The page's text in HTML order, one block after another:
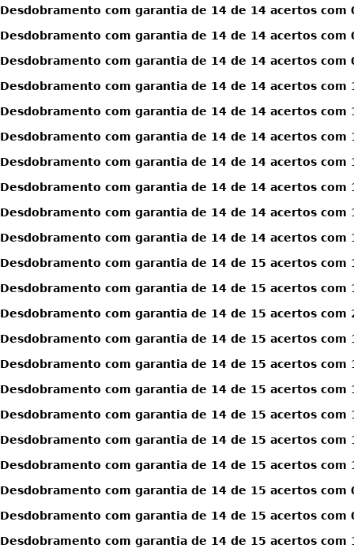
Desdobramento com garantia de 14 de 14 acertos com
Desdobramento com garantia de 14 de 14 acertos com
Desdobramento com garantia de 14 de 14 acertos com
Desdobramento com garantia de 14 de 14 acertos com
Desdobramento com garantia de 14 de 14 acertos com
Desdobramento com garantia de 14 de 14 acertos com
Desdobramento com garantia de 14 de 14 acertos com
Desdobramento com garantia de 14 de 14 acertos com
Desdobramento com garantia de 14 de 14 acertos com
Desdobramento com garantia de 14 de 14 acertos com
Desdobramento com garantia de 14 de 15 acertos com
Desdobramento com garantia de 14 de 15 acertos com
Desdobramento com garantia de 14 de 15 acertos com
Desdobramento com garantia de 14 de 15 acertos com
Desdobramento com garantia de 14 de 15 acertos com
Desdobramento com garantia de 14 de 15 acertos com
Desdobramento com garantia de 14 de 15 acertos com
Desdobramento com garantia de 14 de 15 acertos com
Desdobramento com garantia de 14 de 15 acertos com
Desdobramento com garantia de 14 de 15 acertos com
Desdobramento com garantia de 14 de 15 acertos com
Desdobramento com garantia de 14 de 15 acertos com